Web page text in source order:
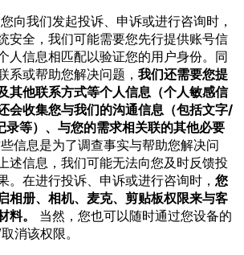
向我们发起投诉、申诉或进行咨询时，
安全，我们可能需要您先行提供账号信
人信息相匹配以验证您的用户身份。同
系或帮助您解决问题， 我们还需要您提
其他联系方式等个人信息（个人敏感信
会收集您与我们的沟通信息（包括文字/
录等）、与您的需求相关联的其他必要
信息是为了调查事实与帮助您解决问
述信息，我们可能无法向您及时反馈投
。在进行投诉、申诉或进行咨询时， 您
相册、相机、麦克、剪贴板权限来与客
料。
当然，您也可以随时通过您设备的
消该权限。